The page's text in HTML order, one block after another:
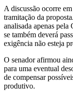
A discussão ocorre
tramitação da
analisada apenas
se também deverá
exigência não esteja
O senador afirmou
para uma eventual
de compensar
produtivo.